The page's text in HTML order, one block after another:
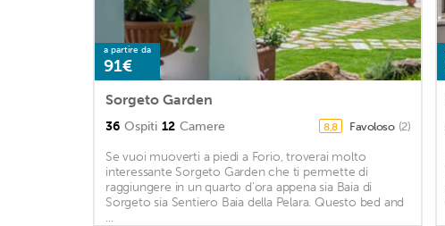
a partire da
91€
Sorgeto Garden
36 Ospiti 12 Camere 8,8 Favoloso (2)
Se vuoi muoverti a piedi a Forio, troverai molto
interessante Sorgeto Garden che ti permette di
raggiungere in un quarto d'ora appena sia Baia di
Sorgeto sia Sentiero Baia della Pelara. Questo bed and
...